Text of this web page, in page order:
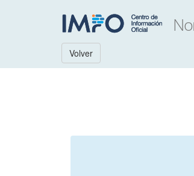
Volver